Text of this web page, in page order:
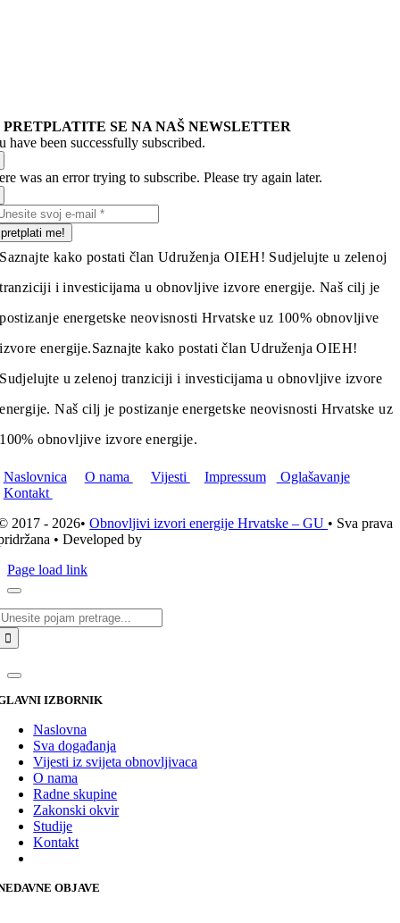
PRETPLATITE SE NA NAŠ NEWSLETTER
have been successfully subscribed.
was an error trying to subscribe. Please try again later.
pretplati me!
Saznajte kako postati član Udruženja OIEH! Sudjelujte u zelenoj
tranziciji i investicijama u obnovljive izvore energije. Naš cilj je
postizanje energetske neovisnosti Hrvatske uz 100% obnovljive
izvore energije.Saznajte kako postati član Udruženja OIEH!
Sudjelujte u zelenoj tranziciji i investicijama u obnovljive izvore
energije. Naš cilj je postizanje energetske neovisnosti Hrvatske uz
100% obnovljive izvore energije.
Naslovnica O nama Vijesti Impressum
Oglašavanje
Kontakt
2017 - 2026•Obnovljivi izvori energije Hrvatske – GU • Sva prava
• Developed by
Page load link
IZBORNIK
Naslovna
Sva događanja
Vijesti iz svijeta obnovljivaca
O nama
Radne skupine
Zakonski okvir
Studije
Kontakt
OBJAVE